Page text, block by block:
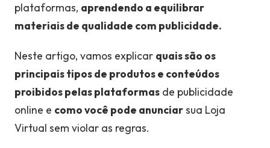
plataformas, aprendendo a equilibrar
materiais de qualidade com publicidade.
Neste artigo, vamos explicar quais são os
principais tipos de produtos e conteúdos
proibidos pelas plataformas de publicidade
online e como você pode anunciarsua Loja
Virtual sem violar as regras.